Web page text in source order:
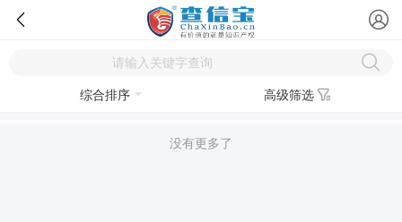
综合排序 高级筛选
没有更多了